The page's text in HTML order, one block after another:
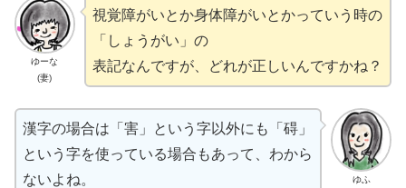
ゆーな
(妻)
視覚障がいとか身体障がいとかっていう時の
「しょうがい」の
表記なんですが、どれが正しいんですかね？
ゆふ
漢字の場合は「害」という字以外にも「碍」
という字を使っている場合もあって、わから
ないよね。